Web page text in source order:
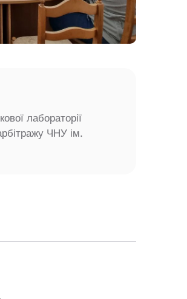
лабораторії
ЧНУ ім.